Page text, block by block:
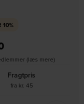
10%
(læs mere)
Fragtpris
fra kr. 45